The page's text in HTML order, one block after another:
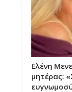
Ελένη
μητέρας: